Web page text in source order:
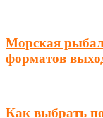
Морская
форматов
Как выбрать